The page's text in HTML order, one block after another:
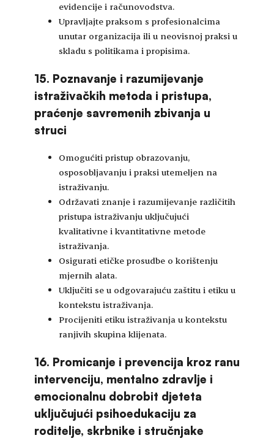
evidencije i računovodstva.
Upravljajte praksom s profesionalcima
unutar organizacija ili u neovisnoj praksi u
skladu s politikama i propisima.
15. Poznavanje i razumijevanje
istraživačkih metoda i pristupa,
praćenje savremenih zbivanja u
struci
Omogućiti pristup obrazovanju,
osposobljavanju i praksi utemeljen na
istraživanju.
Održavati znanje i razumijevanje različitih
pristupa istraživanju uključujući
kvalitativne i kvantitativne metode
istraživanja.
Osigurati etičke prosudbe o korištenju
mjernih alata.
Uključiti se u odgovarajuću zaštitu i etiku u
kontekstu istraživanja.
Procijeniti etiku istraživanja u kontekstu
ranjivih skupina klijenata.
16. Promicanje i prevencija kroz ranu
intervenciju, mentalno zdravlje i
emocionalnu dobrobit djeteta
uključujući psihoedukaciju za
roditelje, skrbnike i stručnjake